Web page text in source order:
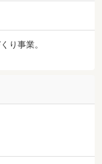
り事業。